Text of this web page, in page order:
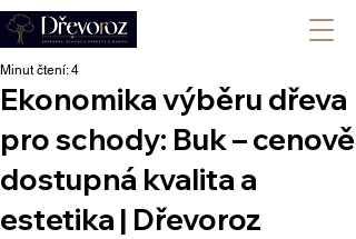
Ekonomika výběru dřeva
pro schody: Buk – cenově
dostupná kvalita a
estetika | Dřevoroz
Minut čtení: 4